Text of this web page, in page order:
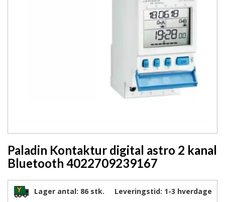
Paladin Kontaktur digital astro 2 kanal
Bluetooth 4022709239167
Lager antal: 86 stk. Leveringstid: 1-3 hverdage